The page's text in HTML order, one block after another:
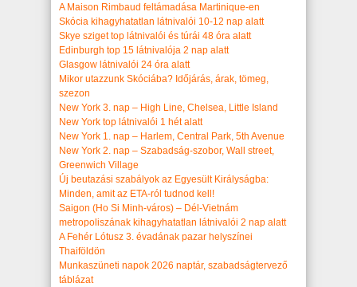
A Maison Rimbaud feltámadása Martinique-en
Skócia kihagyhatatlan látnivalói 10-12 nap alatt
Skye sziget top látnivalói és túrái 48 óra alatt
Edinburgh top 15 látnivalója 2 nap alatt
Glasgow látnivalói 24 óra alatt
Mikor utazzunk Skóciába? Időjárás, árak, tömeg,
szezon
New York 3. nap – High Line, Chelsea, Little Island
New York top látnivalói 1 hét alatt
New York 1. nap – Harlem, Central Park, 5th Avenue
New York 2. nap – Szabadság-szobor, Wall street,
Greenwich Village
Új beutazási szabályok az Egyesült Királyságba:
Minden, amit az ETA-ról tudnod kell!
Saigon (Ho Si Minh-város) – Dél-Vietnám
metropoliszának kihagyhatatlan látnivalói 2 nap alatt
A Fehér Lótusz 3. évadának pazar helyszínei
Thaiföldön
Munkaszüneti napok 2026 naptár, szabadságtervező
táblázat